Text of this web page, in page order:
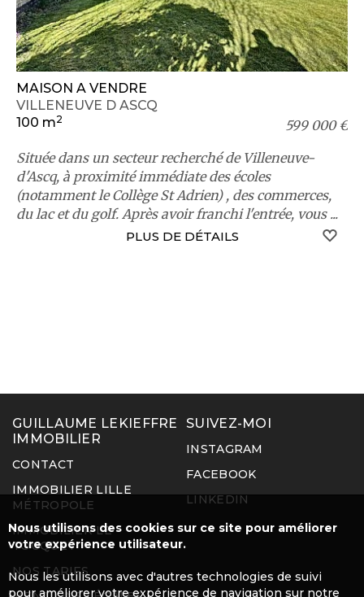
MAISON A VENDRE
VILLENEUVE D ASCQ
100 m2
599 000 €
Située dans un secteur recherché de Villeneuve-
d'Ascq, à proximité immédiate des écoles
(notamment le Collège St Adrien) , des commerces,
du lac et du golf. Après avoir franchi l'entrée, vous ...
PLUS DE DÉTAILS
GUILLAUME LEKIEFFRE
IMMOBILIER
CONTACT
IMMOBILIER LILLE
MÉTROPOLE
IMMOBILIER LE
TOUQUET
NOS TARIFS
SUIVEZ-MOI
INSTAGRAM
FACEBOOK
LINKEDIN
Nous utilisons des cookies sur ce site pour améliorer
votre expérience utilisateur.
Nous les utilisons avec d'autres technologies de suivi
pour améliorer votre expérience de navigation sur notre